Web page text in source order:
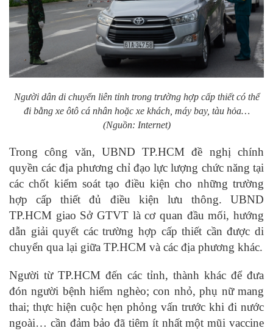
Người dân di chuyển liên tỉnh trong trường hợp cấp thiết có thể
đi bằng xe ôtô cá nhân hoặc xe khách, máy bay, tàu hỏa…
(Nguồn: Internet)
Trong công văn, UBND TP.HCM đề nghị chính
quyền các địa phương chỉ đạo lực lượng chức năng tại
các chốt kiểm soát tạo điều kiện cho những trường
hợp cấp thiết đủ điều kiện lưu thông. UBND
TP.HCM giao Sở GTVT là cơ quan đầu mối, hướng
dẫn giải quyết các trường hợp cấp thiết cần được di
chuyển qua lại giữa TP.HCM và các địa phương khác.
Người từ TP.HCM đến các tỉnh, thành khác để đưa
đón người bệnh hiểm nghèo; con nhỏ, phụ nữ mang
thai; thực hiện cuộc hẹn phỏng vấn trước khi đi nước
ngoài… cần đảm bảo đã tiêm ít nhất một mũi vaccine